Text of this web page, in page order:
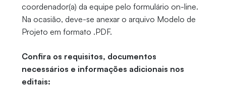
coordenador(a) da equipe pelo formulário on-line.
Na ocasião, deve-se anexar o arquivo Modelo de
Projeto em formato .PDF.
Confira os requisitos, documentos
necessários e informações adicionais nos
editais: